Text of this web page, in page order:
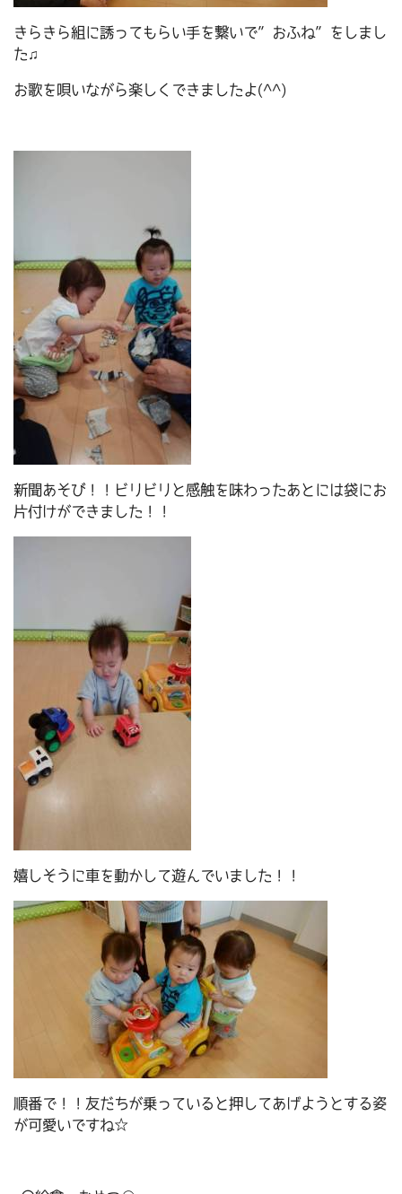
きらきら組に誘ってもらい手を繋いで”おふね”をしまし
た♫
お歌を唄いながら楽しくできましたよ(^^)
新聞あそび！！ビリビリと感触を味わったあとには袋にお
片付けができました！！
嬉しそうに車を動かして遊んでいました！！
順番で！！友だちが乗っていると押してあげようとする姿
が可愛いですね☆